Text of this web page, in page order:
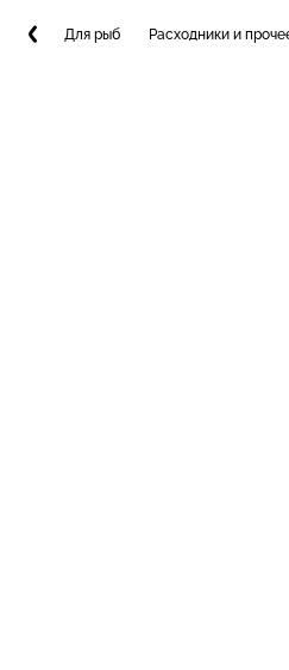
Для рыб Расходники и